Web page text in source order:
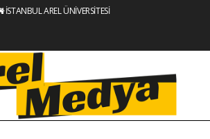
İSTANBUL AREL ÜNİVERSİTESİ